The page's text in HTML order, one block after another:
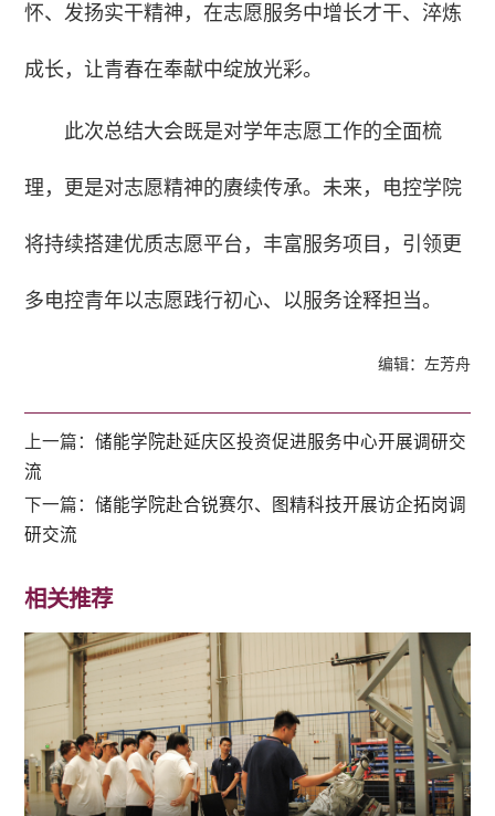
怀、发扬实干精神，在志愿服务中增长才干、淬炼
成长，让青春在奉献中绽放光彩。
此次总结大会既是对学年志愿工作的全面梳
理，更是对志愿精神的赓续传承。未来，电控学院
将持续搭建优质志愿平台，丰富服务项目，引领更
多电控青年以志愿践行初心、以服务诠释担当。
编辑：左芳舟
上一篇：储能学院赴延庆区投资促进服务中心开展调研交
流
下一篇：储能学院赴合锐赛尔、图精科技开展访企拓岗调
研交流
相关推荐